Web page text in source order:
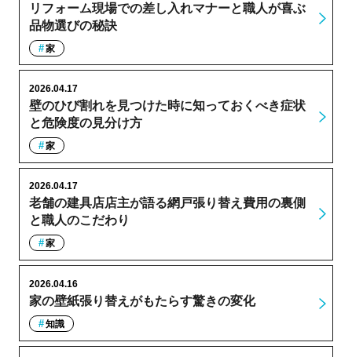
リフォーム現場での差し入れマナーと職人が喜ぶ
品物選びの秘訣
家
壁のひび割れを見つけた時に知っておくべき症状
と危険度の見分け方
2026.04.17
家
老舗の建具店店主が語る網戸張り替え費用の裏側
と職人のこだわり
2026.04.17
家
家の壁紙張り替えがもたらす驚きの変化
2026.04.16
知識